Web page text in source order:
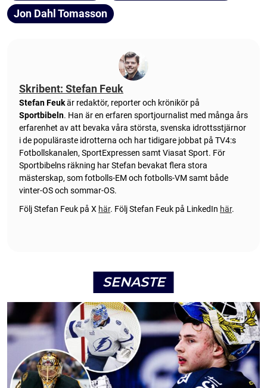
Jon Dahl Tomasson
Skribent: Stefan Feuk
Stefan Feukär redaktör, reporter och krönikör på
Sportbibeln. Han är en erfaren sportjournalist med många års
erfarenhet av att bevaka våra största, svenska idrottsstjärnor
i de populäraste idrotterna och har tidigare jobbat på TV4:s
Fotbollskanalen, SportExpressen samt Viasat Sport. För
Sportbibelns räkning har Stefan bevakat flera stora
mästerskap, som fotbolls-EM och fotbolls-VM samt både
vinter-OS och sommar-OS.
Följ Stefan Feuk på X här. Följ Stefan Feuk på LinkedIn här.
SENASTE